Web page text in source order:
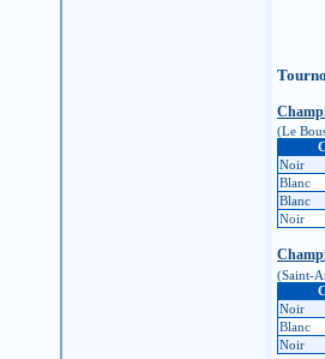
(Le
Noir
Blanc
Blanc
Noir
(Saint-
Noir
Blanc
Noir